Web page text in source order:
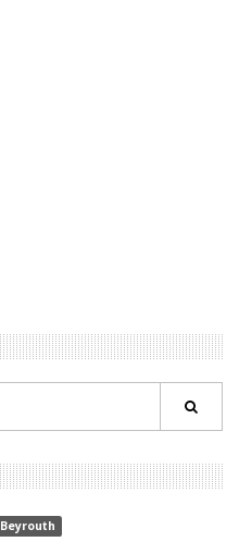
Beyrouth